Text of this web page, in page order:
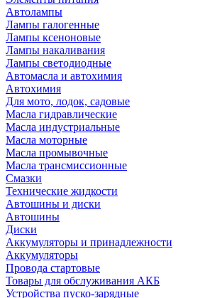
Автолампы
Лампы галогенные
Лампы ксеноновые
Лампы накаливания
Лампы светодиодные
Автомасла и автохимия
Автохимия
Для мото, лодок, садовые
Масла гидравлические
Масла индустриальные
Масла моторные
Масла промывочные
Масла трансмиссионные
Смазки
Технические жидкости
Автошины и диски
Автошины
Диски
Аккумуляторы и принадлежности
Аккумуляторы
Провода стартовые
Товары для обслуживания АКБ
Устройства пуско-зарядные